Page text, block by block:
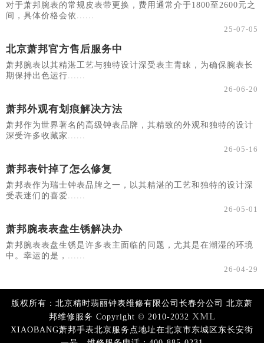
对于萧邦腕表的常规皮表带更换，费用通常介于1800至2600元之
间，具体价格会依......
25-07-05
北京萧邦官方售后服务中
萧邦腕表以其精湛工艺与独特设计深受表主青睐，为确保腕表长
期保持出色运行......
26-06-20
萧邦外观有划痕解决方法
萧邦作为世界著名的高级钟表品牌，其精致的外观和独特的设计
深受许多收藏家......
26-05-16
萧邦表针掉了怎么修复
萧邦表作为瑞士钟表品牌之一，以其精湛的工艺和独特的设计深
受表迷们的喜爱......
26-05-01
萧邦腕表表盘生锈解决办
萧邦腕表表盘生锈是许多表主面临的问题，尤其是在潮湿的环境
中。幸运的是，......
26-04-29
版权所有：北京精时翡丽钟表维修有限公司长春分公司 北京萧
邦维修服务 Copyright © 2010-2032 XML
XIAOBANG萧邦手表北京服务点地址在北京市东城区东长安街